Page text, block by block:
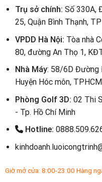
Trụ sở chính: Số 330A,
25, Quận Bình Thạnh,
VPDD Hà Nội: Tòa nhà
80, đường An Thọ 1,
Nhà Máy: 58/6D Đường
Huyện Hóc môn, TPHCM
Phòng Golf 3D:02 Thi
- Tp. Hồ Chí Minh
Hotline:
Giờ mở cửa: 8:00-23:00 Hàng